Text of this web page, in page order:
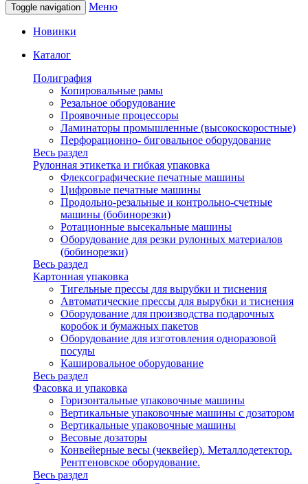
Toggle navigation Меню
Новинки
Каталог
Полиграфия
Копировальные рамы
Резальное оборудование
Проявочные процессоры
Ламинаторы промышленные (высокоскоростные)
Перфорационно- биговальное оборудование
Весь раздел
Рулонная этикетка и гибкая упаковка
Флексографические печатные машины
Цифровые печатные машины
Продольно-резальные и контрольно-счетные
машины (бобинорезки)
Ротационные высекальные машины
Оборудование для резки рулонных материалов
(бобинорезки)
Весь раздел
Картонная упаковка
Тигельные прессы для вырубки и тиснения
Автоматические прессы для вырубки и тиснения
Оборудование для производства подарочных
коробок и бумажных пакетов
Оборудование для изготовления одноразовой
посуды
Кашировальное оборудование
Весь раздел
Фасовка и упаковка
Горизонтальные упаковочные машины
Вертикальные упаковочные машины с дозатором
Вертикальные упаковочные машины
Весовые дозаторы
Конвейерные весы (чеквейер). Металлодетектор.
Рентгеновское оборудование.
Весь раздел